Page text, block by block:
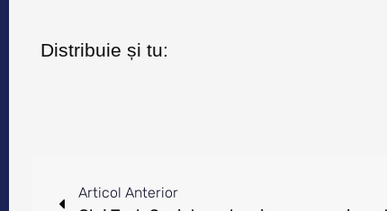
Articol Anterior
Articole similare